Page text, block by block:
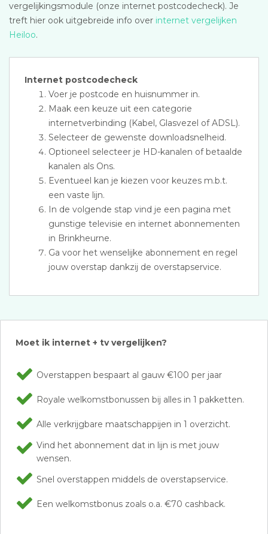
vergelijkingsmodule (onze internet postcodecheck). Je
treft hier ook uitgebreide info over internet vergelijken
Heiloo.
Internet postcodecheck
Voer je postcode en huisnummer in.
Maak een keuze uit een categorie
internetverbinding (Kabel, Glasvezel of ADSL).
Selecteer de gewenste downloadsnelheid.
Optioneel selecteer je HD-kanalen of betaalde
kanalen als Ons.
Eventueel kan je kiezen voor keuzes m.b.t.
een vaste lijn.
In de volgende stap vind je een pagina met
gunstige televisie en internet abonnementen
in Brinkheurne.
Ga voor het wenselijke abonnement en regel
jouw overstap dankzij de overstapservice.
Moet ik internet + tv vergelijken?
Overstappen bespaart al gauw €100 per jaar
Royale welkomstbonussen bij alles in 1 pakketten.
Alle verkrijgbare maatschappijen in 1 overzicht.
Vind het abonnement dat in lijn is met jouw
wensen.
Snel overstappen middels de overstapservice.
Een welkomstbonus zoals o.a. €70 cashback.